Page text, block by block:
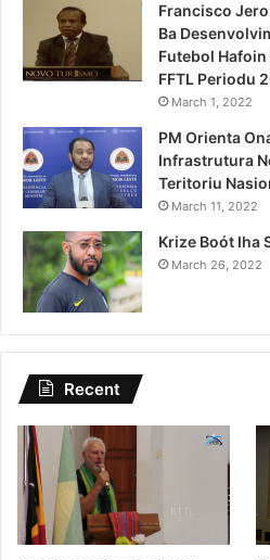
Francisco
Ba
Futebol
FFTL Periodu
March 1, 2022
PM Orienta
Infrastrutura
Teritoriu
March 11, 2022
Krize Boót Iha
March 26, 2022
Recent